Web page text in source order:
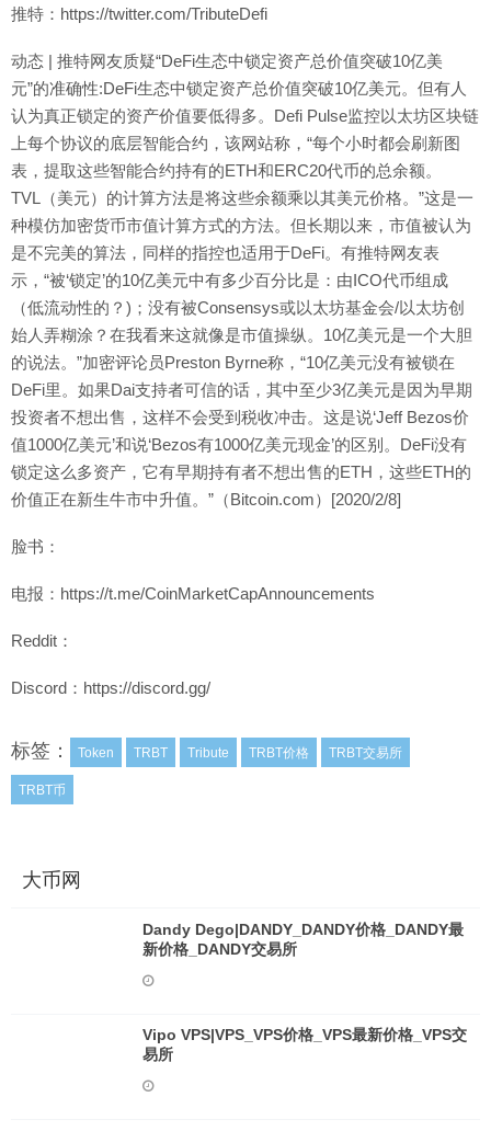
推特：https://twitter.com/TributeDefi
动态 | 推特网友质疑“DeFi生态中锁定资产总价值突破10亿美
元”的准确性:DeFi生态中锁定资产总价值突破10亿美元。但有人
认为真正锁定的资产价值要低得多。Defi Pulse监控以太坊区块链
上每个协议的底层智能合约，该网站称，“每个小时都会刷新图
表，提取这些智能合约持有的ETH和ERC20代币的总余额。
TVL（美元）的计算方法是将这些余额乘以其美元价格。”这是一
种模仿加密货币市值计算方式的方法。但长期以来，市值被认为
是不完美的算法，同样的指控也适用于DeFi。有推特网友表
示，“被‘锁定’的10亿美元中有多少百分比是：由ICO代币组成
（低流动性的？)；没有被Consensys或以太坊基金会/以太坊创
始人弄糊涂？在我看来这就像是市值操纵。10亿美元是一个大胆
的说法。”加密评论员Preston Byrne称，“10亿美元没有被锁在
DeFi里。如果Dai支持者可信的话，其中至少3亿美元是因为早期
投资者不想出售，这样不会受到税收冲击。这是说‘Jeff Bezos价
值1000亿美元’和说‘Bezos有1000亿美元现金’的区别。DeFi没有
锁定这么多资产，它有早期持有者不想出售的ETH，这些ETH的
价值正在新生牛市中升值。”（Bitcoin.com）[2020/2/8]
脸书：
电报：https://t.me/CoinMarketCapAnnouncements
Reddit：
Discord：https://discord.gg/
标签： Token TRBT Tribute TRBT价格 TRBT交易所
TRBT币
大币网
Dandy Dego|DANDY_DANDY价格_DANDY最
新价格_DANDY交易所
Vipo VPS|VPS_VPS价格_VPS最新价格_VPS交
易所